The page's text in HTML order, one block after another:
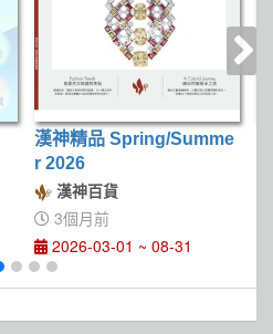
漢神精品 Spring/Summe
r 2026
漢神百貨
3個月前
2026-03-01 ~ 08-31